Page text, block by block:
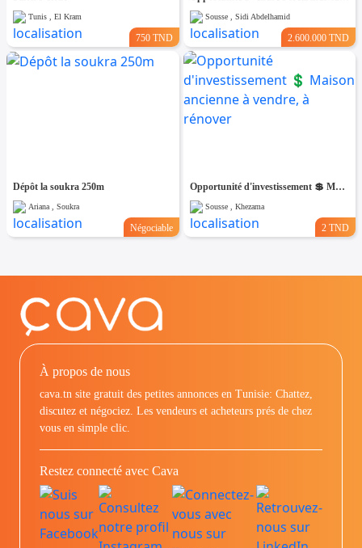
Tunis , El Kram
750 TND
Sousse , Sidi Abdelhamid
2.600.000 TND
Dépôt la soukra 250m
Ariana , Soukra
Négociable
Opportunité d'investissement 💲 Maison ancienne à vendre, à rénover
Sousse , Khezama
2 TND
À propos de nous
cava.tn site gratuit des petites annonces en Tunisie: Chattez,
discutez et négociez. Les vendeurs et acheteurs prés de chez
vous en simple clic.
Restez connecté avec Cava